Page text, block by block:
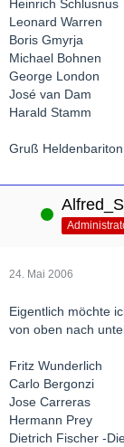
Heinrich Schlusnus
Leonard Warren
Boris Gmyrja
Michael Bohnen
George London
José van Dam
Harald Stamm
Gruß Heldenbariton
Online
24. Mai 2006
Eigentlich möchte
von oben nach
Fritz Wunderlich
Carlo Bergonzi
Jose Carreras
Hermann Prey
Dietrich Fischer -